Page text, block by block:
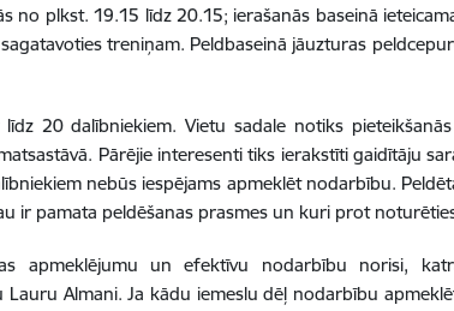
no plkst. 19.15 līdz 20.15; ierašanās baseinā
treniņam. Peldbaseinā jāuzturas
20 dalībniekiem. Vietu sadale notiks
Pārējie interesenti tiks ierakstīti gaidītāju
nebūs iespējams apmeklēt nodarbību.
ir pamata peldēšanas prasmes un kuri prot
apmeklējumu un efektīvu nodarbību norisi,
Almani. Ja kādu iemeslu dēļ nodarbību